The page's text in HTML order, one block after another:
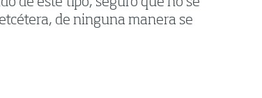
de este tipo, seguro que no se
de ninguna manera se